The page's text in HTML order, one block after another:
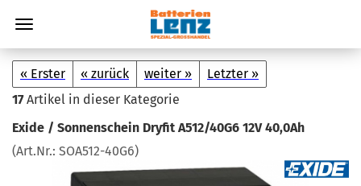
« Erster « zurück weiter »
Letzter »
17Artikel in dieser Kategorie
Exide / Son­nen­schein Dry­fit A512/40G6 12V 40,0Ah
(Art.Nr.: SOA512-​40G6)